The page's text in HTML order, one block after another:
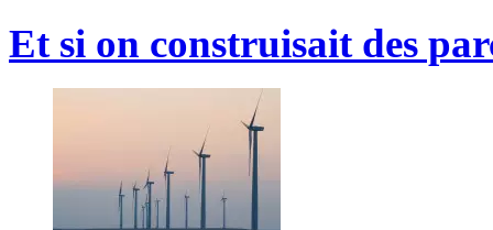
Et si on construisait des